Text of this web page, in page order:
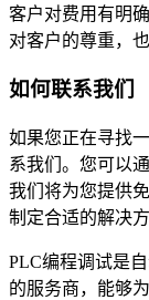
客户对费用有明
对客户的尊重，
如何联系我们
如果您正在寻找
系我们。您可以
我们将为您提供
制定合适的解决方
PLC编程调试是
的服务商，能够